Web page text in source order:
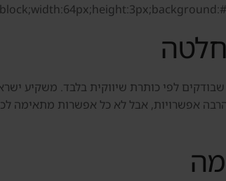
לפי כותרת שיווקית בלבד. משקיע
הרבה אפשרויות, אבל לא כל אפשרות